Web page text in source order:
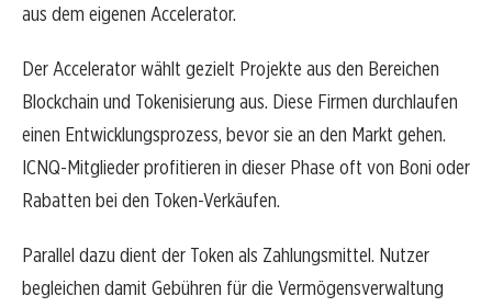
aus dem eigenen Accelerator.
Der Accelerator wählt gezielt Projekte aus den Bereichen
Blockchain und Tokenisierung aus. Diese Firmen durchlaufen
einen Entwicklungsprozess, bevor sie an den Markt gehen.
ICNQ-Mitglieder profitieren in dieser Phase oft von Boni oder
Rabatten bei den Token-Verkäufen.
Parallel dazu dient der Token als Zahlungsmittel. Nutzer
begleichen damit Gebühren für die Vermögensverwaltung